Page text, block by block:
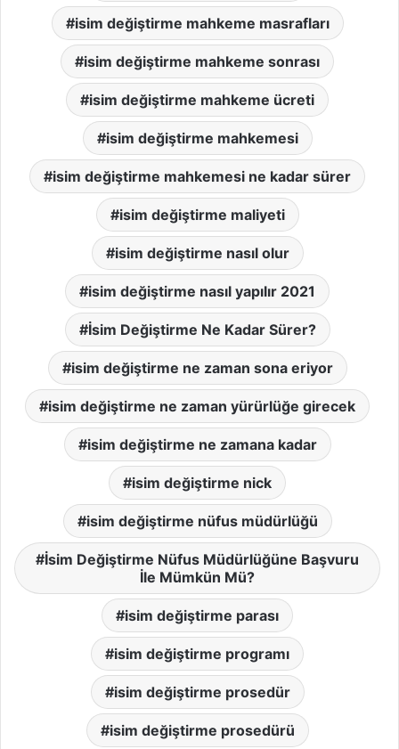
isim değiştirme mahkeme masrafları
isim değiştirme mahkeme sonrası
isim değiştirme mahkeme ücreti
isim değiştirme mahkemesi
isim değiştirme mahkemesi ne kadar sürer
isim değiştirme maliyeti
isim değiştirme nasıl olur
isim değiştirme nasıl yapılır 2021
İsim Değiştirme Ne Kadar Sürer?
isim değiştirme ne zaman sona eriyor
isim değiştirme ne zaman yürürlüğe girecek
isim değiştirme ne zamana kadar
isim değiştirme nick
isim değiştirme nüfus müdürlüğü
İsim Değiştirme Nüfus Müdürlüğüne Başvuru
İle Mümkün Mü?
isim değiştirme parası
isim değiştirme programı
isim değiştirme prosedür
isim değiştirme prosedürü